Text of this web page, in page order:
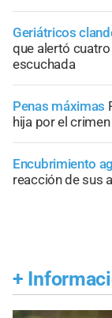
Geriátricos
que alertó
escuchada
Penas máximas
hija por el
Encubrimiento
reacción de sus
+